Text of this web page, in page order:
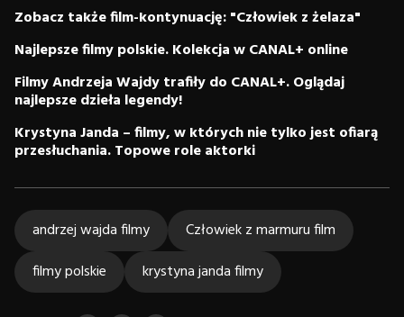
Zobacz także film-kontynuację: "Człowiek z żelaza"
Najlepsze filmy polskie. Kolekcja w CANAL+ online
Filmy Andrzeja Wajdy trafiły do CANAL+. Oglądaj
najlepsze dzieła legendy!
Krystyna Janda – filmy, w których nie tylko jest ofiarą
przesłuchania. Topowe role aktorki
andrzej wajda filmy
Człowiek z marmuru film
filmy polskie
krystyna janda filmy